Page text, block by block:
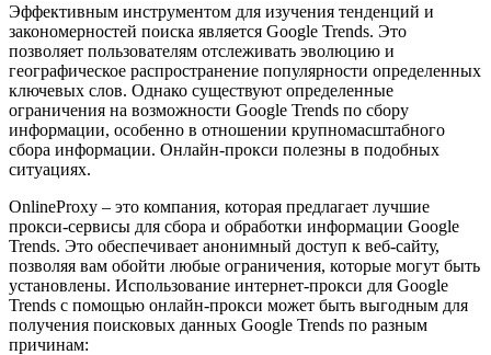
Эффективным инструментом для изучения тенденций и
закономерностей поиска является Google Trends. Это
позволяет пользователям отслеживать эволюцию и
географическое распространение популярности определенных
ключевых слов. Однако существуют определенные
ограничения на возможности Google Trends по сбору
информации, особенно в отношении крупномасштабного
сбора информации. Онлайн-прокси полезны в подобных
ситуациях.
OnlineProxy – это компания, которая предлагает лучшие
прокси-сервисы для сбора и обработки информации Google
Trends. Это обеспечивает анонимный доступ к веб-сайту,
позволяя вам обойти любые ограничения, которые могут быть
установлены. Использование интернет-прокси для Google
Trends с помощью онлайн-прокси может быть выгодным для
получения поисковых данных Google Trends по разным
причинам: